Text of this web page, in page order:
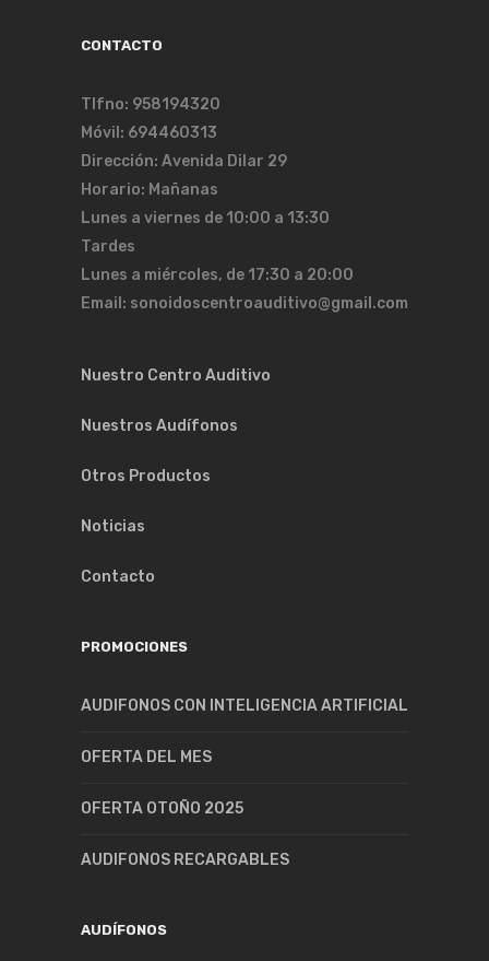
CONTACTO
Tlfno: 958194320
Móvil: 694460313
Dirección: Avenida Dilar 29
Horario: Mañanas
Lunes a viernes de 10:00 a 13:30
Tardes
Lunes a miércoles, de 17:30 a 20:00
Email: sonoidoscentroauditivo@gmail.com
Nuestro Centro Auditivo
Nuestros Audífonos
Otros Productos
Noticias
Contacto
PROMOCIONES
AUDIFONOS CON INTELIGENCIA ARTIFICIAL
OFERTA DEL MES
OFERTA OTOÑO 2025
AUDIFONOS RECARGABLES
AUDÍFONOS